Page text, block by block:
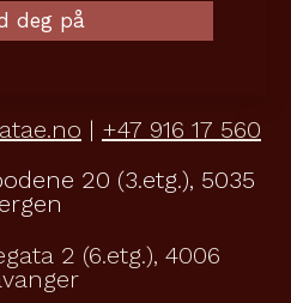
| +47 916 17 560
20 (3.etg.), 5035
2 (6.etg.), 4006